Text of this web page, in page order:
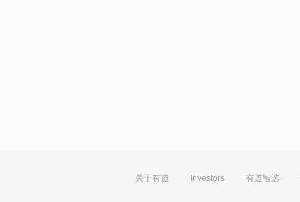
关于有道 Investors 有道智选